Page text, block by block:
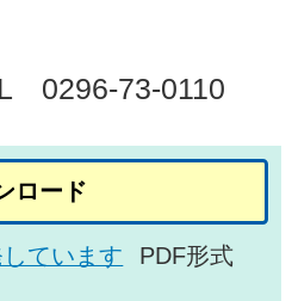
0296-73-0110
ロード
ています
PDF形式